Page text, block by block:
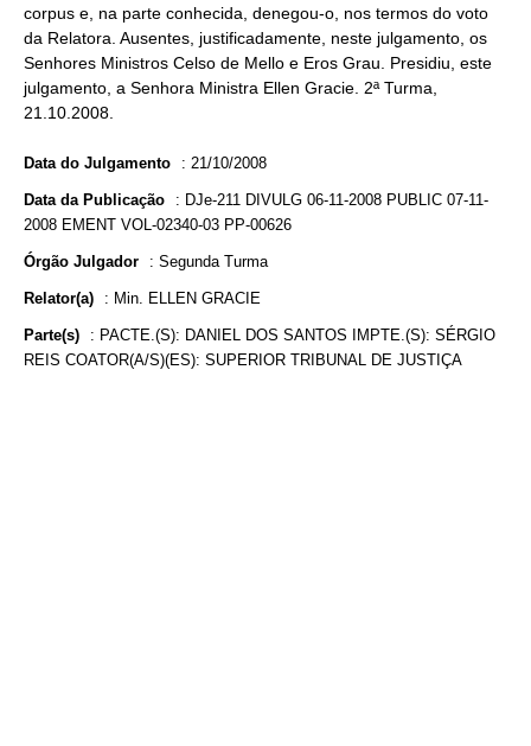
corpus e, na parte conhecida, denegou-o, nos termos do voto
da Relatora. Ausentes, justificadamente, neste julgamento, os
Senhores Ministros Celso de Mello e Eros Grau. Presidiu, este
julgamento, a Senhora Ministra Ellen Gracie. 2ª Turma,
21.10.2008.
Data do Julgamento : 21/10/2008
Data da Publicação : DJe-211 DIVULG 06-11-2008 PUBLIC 07-11-
2008 EMENT VOL-02340-03 PP-00626
Órgão Julgador : Segunda Turma
Relator(a) : Min. ELLEN GRACIE
Parte(s) : PACTE.(S): DANIEL DOS SANTOS IMPTE.(S): SÉRGIO
REIS COATOR(A/S)(ES): SUPERIOR TRIBUNAL DE JUSTIÇA